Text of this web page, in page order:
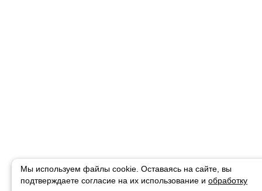
Мы используем файлы cookie. Оставаясь на сайте, вы
подтверждаете согласие на их использование и обработку